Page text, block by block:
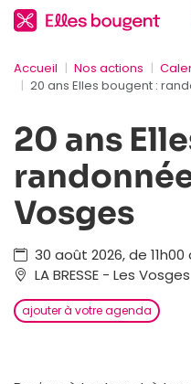
Accueil Nos actions
20 ans Elles bougent :
20 ans
Vosges
30 août 2026, de 11h00
LA BRESSE - Les Vosges
ajouter à votre agenda